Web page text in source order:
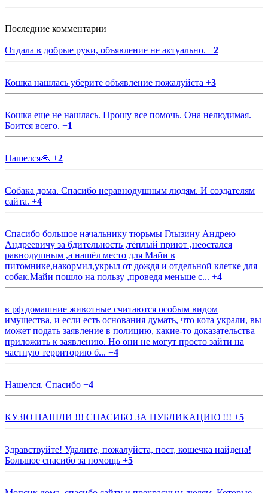
Последние комментарии
Отдала в добрые руки, объявление не актуально. +2
Кошка нашлась уберите объявление пожалуйста +3
Кошка еще не нашлась. Прошу все помочь. Она нелюдимая.
Боится всего. +1
Нашелся🙏 +2
Собака дома. Спасибо неравнодушным людям. И создателям
сайта. +4
Спасибо большое начальнику тюрьмы Глызину Андрею
Андреевичу за бдительность ,тёплый приют ,неостался
равнодушным ,а нашёл место для Майи в
питомнике,накормил,укрыл от дождя и отдельной клетке для
собак.Майи пошло на пользу ,проведя меньше с... +4
в рф домашние животные считаются особым видом
имущества, и если есть основания думать, что кота украли, вы
может подать заявление в полицию, какие-то доказательства
приложить к заявлению. Но они не могут просто зайти на
частную территорию б... +4
Нашелся. Спасибо +4
КУЗЮ НАШЛИ !!! СПАСИБО ЗА ПУБЛИКАЦИЮ !!! +5
Здравствуйте! Удалите, пожалуйста, пост, кошечка найдена!
Большое спасибо за помощь +5